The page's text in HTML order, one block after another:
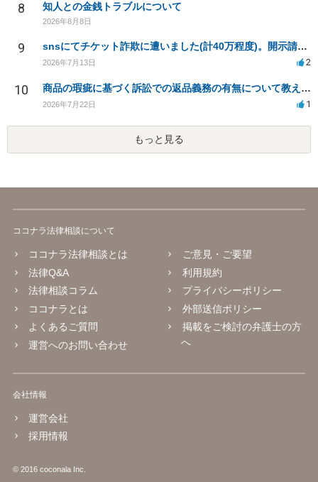
8 知人との金銭トラブルについて
2026年8月8日
9 snsにてチケット詐欺に遭いました(計40万程度)。開示請求や今後の対応について質問したいです。
2026年7月13日 2
10 商品の瑕疵に基づく訴訟での返品義務の有無について教えてください
2026年7月22日 1
もっと見る
ココナラ法律相談について
ココナラ法律相談とは
法律Q&A
法律相談コラム
ココナラとは
よくあるご質問
運営へのお問い合わせ
ご意見・ご要望
利用規約
プライバシーポリシー
外部送信ポリシー
掲載をご検討の弁護士の方
へ
会社情報
運営会社
採用情報
© 2016 coconala Inc.